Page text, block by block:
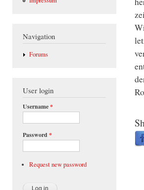
Navigation
Forums
User login
Username*
Password *
Request new password